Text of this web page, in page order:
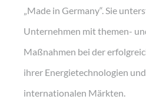
„Made in Germany“. Sie
Unternehmen mit themen-
Maßnahmen bei der
ihrer Energietechnologien
internationalen Märkten.